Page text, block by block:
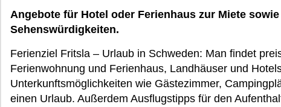
Angebote für Hotel oder Ferienhaus zur Miete
Sehenswürdigkeiten.
Ferienziel Fritsla – Urlaub in Schweden: Man findet
Ferienwohnung und Ferienhaus, Landhäuser und
Unterkunftsmöglichkeiten wie Gästezimmer,
einen Urlaub. Außerdem Ausflugstipps für den